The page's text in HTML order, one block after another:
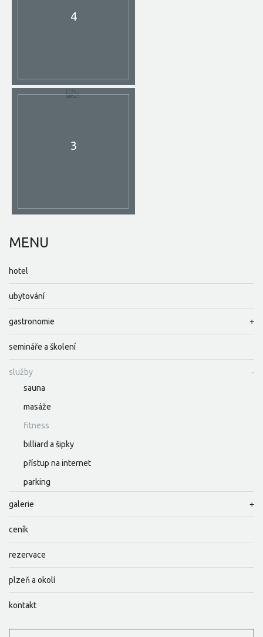
4
3
MENU
hotel
ubytování
gastronomie
semináře a školení
služby
sauna
masáže
fitness
billiard a šipky
přístup na internet
parking
galerie
ceník
rezervace
plzeň a okolí
kontakt